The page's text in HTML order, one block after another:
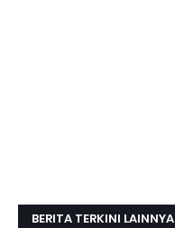
BERITA TERKINI LAINNYA